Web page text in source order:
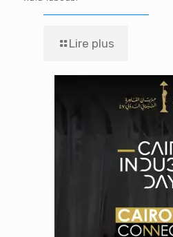
Lire plus